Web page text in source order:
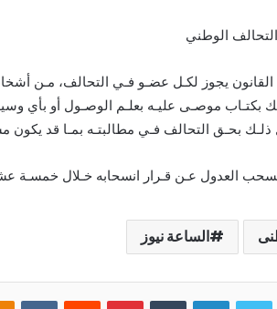
الوطني
للمادة 6 من القانون يجوز لكـل عضـو فـي
بكتـاب موصـى عليـه بعلـم الوصـول أو بأي
بحـق التحالف فـي مطالبتـه بمـا قد يكون
العدول عـن قـرار انسحابه خـلال خمسـة
الساعة نيوز
تويتر لينكدإن بينتيريست